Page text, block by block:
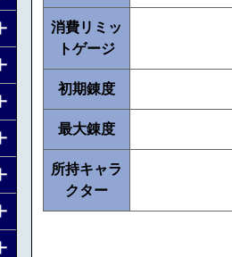
消費リミッ
トゲージ
初期錬度
最大錬度
所持キャラ
クター